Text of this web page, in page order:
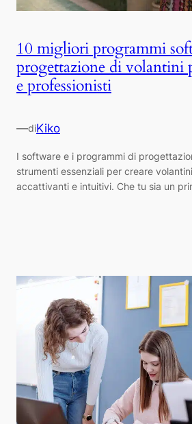
10 migliori programmi
progettazione di volantini
e professionisti
—diKiko
I software e i programmi di
strumenti essenziali per creare
accattivanti e intuitivi. Che tu sia un